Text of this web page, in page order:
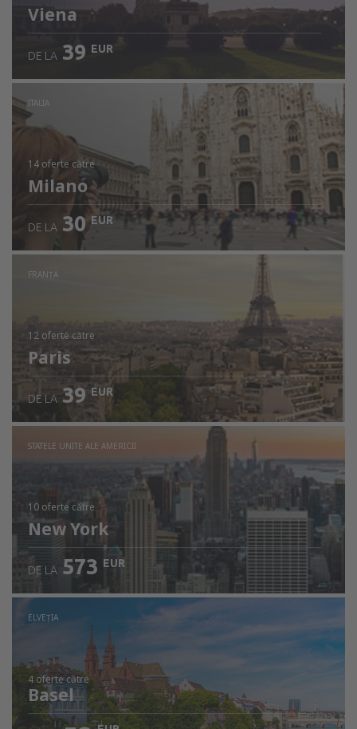
Viena
DE LA 39 EUR
ITALIA
14 oferte către
Milano
DE LA 30 EUR
FRANŢA
12 oferte către
Paris
DE LA 39 EUR
STATELE UNITE ALE AMERICII
10 oferte către
New York
DE LA 573 EUR
ELVEŢIA
4 ofertecătre
Basel